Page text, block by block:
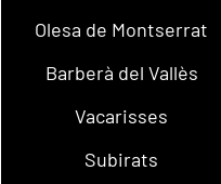
Olesa de Montserrat
Barberà del Vallès
Vacarisses
Subirats